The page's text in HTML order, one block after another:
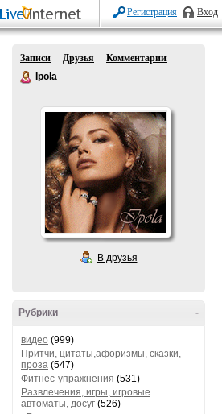
Регистрация Вход
Записи Друзья
Комментарии
Ipola
В друзья
-
Рубрики
видео (999)
Притчи, цитаты,афоризмы, сказки,
проза (547)
Фитнес-упражнения (531)
Развлечения, игры, игровые
автоматы, досуг (526)